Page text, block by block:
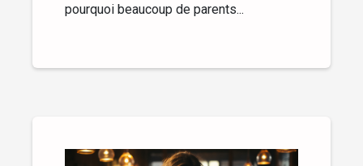
pourquoi beaucoup de parents...